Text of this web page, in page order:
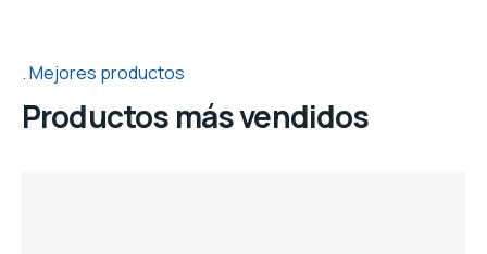
Mejores productos
Productos más vendidos